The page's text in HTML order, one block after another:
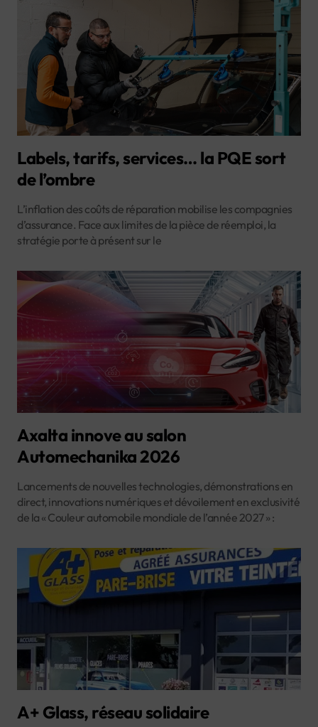
Labels, tarifs, services… la PQE sort
de l’ombre
L’inflation des coûts de réparation mobilise les compagnies
d’assurance. Face aux limites de la pièce de réemploi, la
stratégie porte à présent sur le
Axalta innove au salon
Automechanika 2026
Lancements de nouvelles technologies, démonstrations en
direct, innovations numériques et dévoilement en exclusivité
de la « Couleur automobile mondiale de l’année 2027 » :
A+ Glass, réseau solidaire